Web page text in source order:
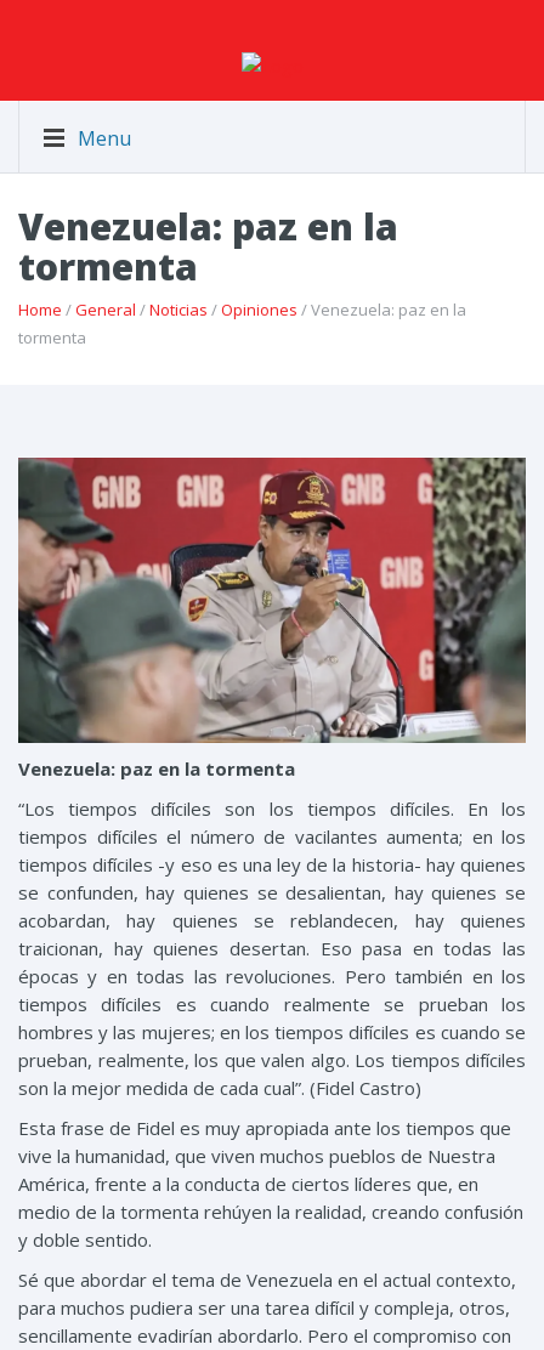
Menu
Venezuela: paz en la
tormenta
Home /General /Noticias /Opiniones / Venezuela: paz en la
tormenta
Venezuela: paz en la tormenta
“Los tiempos difíciles son los tiempos difíciles. En los
tiempos difíciles el número de vacilantes aumenta; en los
tiempos difíciles -y eso es una ley de la historia- hay quienes
se confunden, hay quienes se desalientan, hay quienes se
acobardan, hay quienes se reblandecen, hay quienes
traicionan, hay quienes desertan. Eso pasa en todas las
épocas y en todas las revoluciones. Pero también en los
tiempos difíciles es cuando realmente se prueban los
hombres y las mujeres; en los tiempos difíciles es cuando se
prueban, realmente, los que valen algo. Los tiempos difíciles
son la mejor medida de cada cual”. (Fidel Castro)
Esta frase de Fidel es muy apropiada ante los tiempos que
vive la humanidad, que viven muchos pueblos de Nuestra
América, frente a la conducta de ciertos líderes que, en
medio de la tormenta rehúyen la realidad, creando confusión
y doble sentido.
Sé que abordar el tema de Venezuela en el actual contexto,
para muchos pudiera ser una tarea difícil y compleja, otros,
sencillamente evadirían abordarlo. Pero el compromiso con